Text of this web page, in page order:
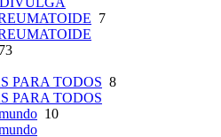
7
PARA TODOS 8
PARA TODOS
10